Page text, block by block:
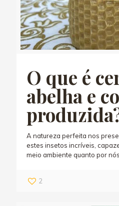
O que é
abelha e
A natureza perfeita nos
estes insetos incríveis,
meio ambiente quanto por
2